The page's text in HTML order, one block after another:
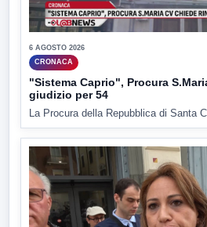
6 AGOSTO 2026
CRONACA
"Sistema Caprio", Procura
giudizio per 54
La Procura della Repubblica di Santa